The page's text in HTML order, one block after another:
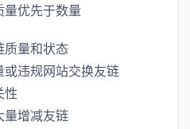
量优先于数量
质量和状态
或违规网站交换友链
性
量增减友链